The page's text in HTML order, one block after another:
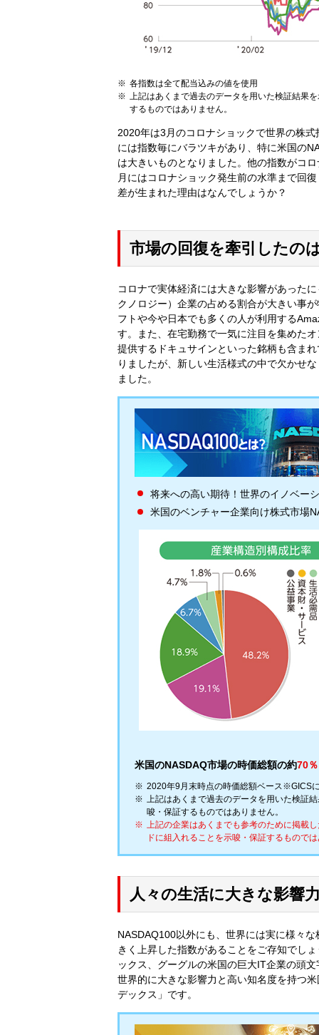
各指数は全て配当込みの値を使用
上記はあくまで過去のデータを用いた検証結果
するものではありません。
2020年は3月のコロナショックで世界の株
には指数毎にバラツキがあり、特に米国の
は大きいものとなりました。他の指数がコ
月にはコロナショック発生前の水準まで回
差が生まれた理由はなんでしょうか？
市場の回復を牽引したの
コロナで実体経済には大きな影響があった
クノロジー）企業の占める割合が大きい事
フトや今や日本でも多くの人が利用する
す。また、在宅勤務で一気に注目を集めた
提供するドキュサインといった銘柄も含ま
りましたが、新しい生活様式の中で欠かせ
ました。
将来への高い期待！世界のイノベー
米国のベンチャー企業向け株式市場
米国のNASDAQ市場の時価総額の約70％
2020年9月末時点の時価総額ベース※GICS
上記はあくまで過去のデータを用いた検証
唆・保証するものではありません。
上記の企業はあくまでも参考のために掲載
ドに組入れることを示唆・保証するもので
人々の生活に大きな影響
NASDAQ100以外にも、世界には実に様々
きく上昇した指数があることをご存知でし
ックス、グーグルの米国の巨大IT企業の頭
世界的に大きな影響力と高い知名度を持つ
デックス」です。